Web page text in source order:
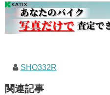
SHO332R
関連記事